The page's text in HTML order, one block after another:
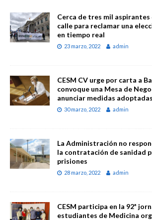
Cerca de tres mil aspirantes
calle para reclamar una
en tiempo real
23 marzo, 2022 admin
CESM CV urge por carta a
convoque una Mesa de
anunciar medidas
30 marzo, 2022 admin
La Administración no
la contratación de sanidad
prisiones
28 marzo, 2022 admin
CESM participa en la 92ª
estudiantes de Medicina